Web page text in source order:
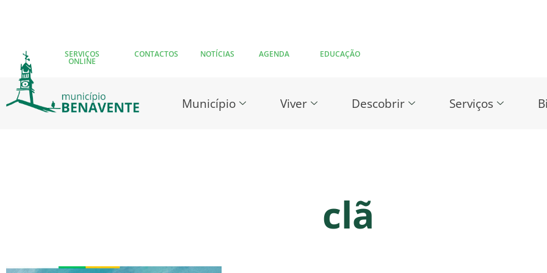
SERVIÇOS
ONLINE
CONTACTOS NOTÍCIAS AGENDA EDUCAÇÃO
Município Viver Descobrir Serviços
clã